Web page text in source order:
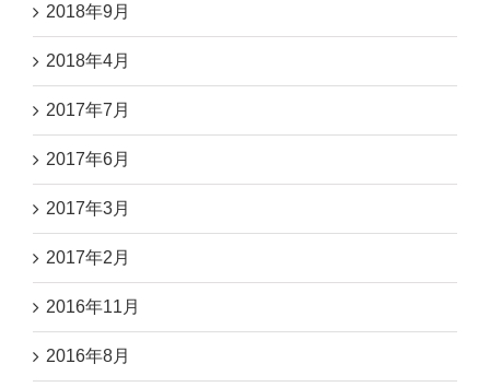
2018年9月
2018年4月
2017年7月
2017年6月
2017年3月
2017年2月
2016年11月
2016年8月